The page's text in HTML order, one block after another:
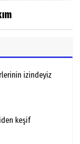
izindeyiz
keşif